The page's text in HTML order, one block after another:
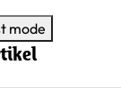
mode